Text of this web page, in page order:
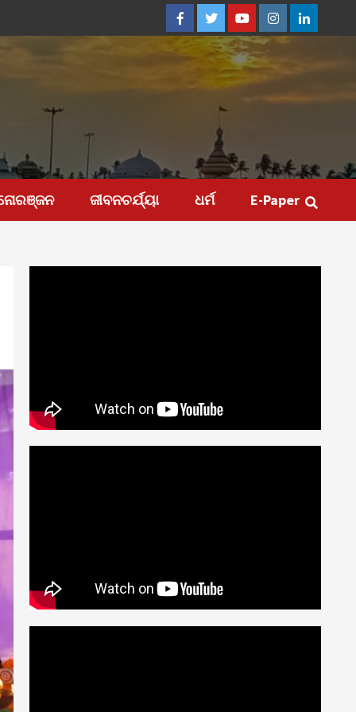
FacebookTwitterYoutubeInstagramLinkedin
ଜୀବନଚର୍ଯ୍ୟା ଧର୍ମ E-Paper